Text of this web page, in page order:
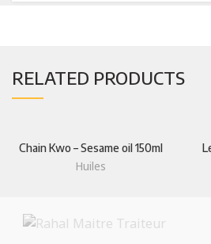
RELATED PRODUCTS
Chain Kwo – Sesame oil 150ml
Huiles